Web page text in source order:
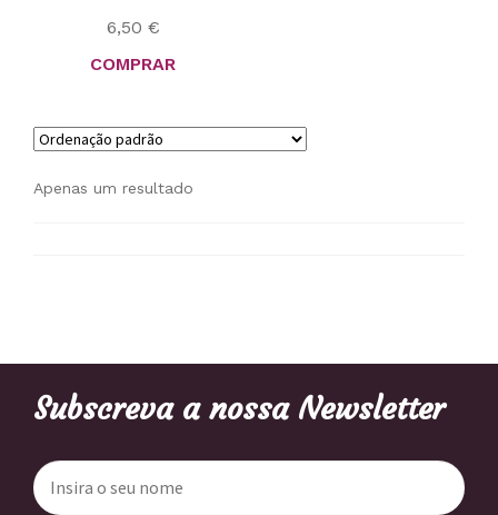
6,50 €
COMPRAR
Apenas um resultado
Subscreva a nossa Newsletter